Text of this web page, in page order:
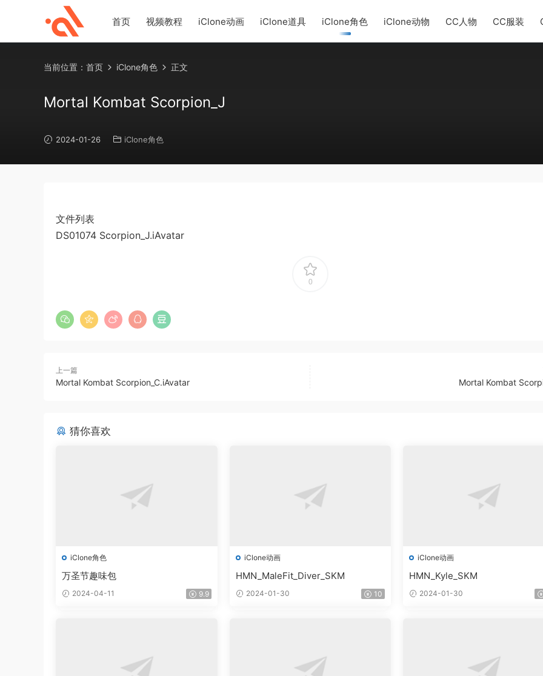
首页 视频教程 iClone动画 iClone道具 iClone角色 iClone动物 CC人物 CC服装
当前位置： 首页 iClone角色 正文
Mortal Kombat Scorpion_J
2024-01-26 iClone角色
文件列表
DS01074 Scorpion_J.iAvatar
0
上一篇
Mortal Kombat Scorpion_C.iAvatar Mortal Kombat
猜你喜欢
iClone角色
万圣节趣味包
2024-04-11 9.9
iClone动画
HMN_MaleFit_Diver_SKM
2024-01-30 10
iClone动画
HMN_Kyle_SKM
2024-01-30